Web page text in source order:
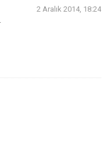
2 Aralık 2014, 18:24